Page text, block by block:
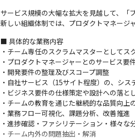
サービス規模の大幅な拡大を見越して、「
新しい組織体制では、プロダクトマネージ
■ 具体的な業務内容
・チーム専任のスクラムマスターとしてス
・プロダクトマネージャーとのサービス要
・開発要件の整理及びスコープ調整
・自社サービス（15サイト程度）の、シ
・ビジネス要件の仕様策定や設計への落と
・チームの教育を通じた継続的な品質向
・業務フロー可視化、課題分析、改善推進
・進捗確認・ファシリテーション・様々な
・チーム内外の問題抽出・解消